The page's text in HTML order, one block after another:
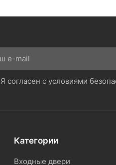
Я согласен с условиями
Категории
Входные двери